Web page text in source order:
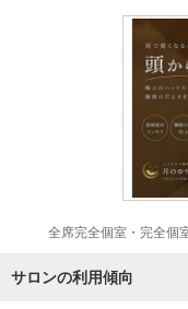
全席完全個室・完全
サロンの利用傾向